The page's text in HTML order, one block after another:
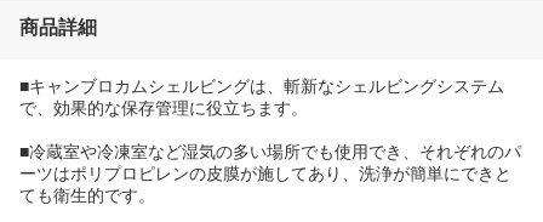
商品詳細
■キャンブロカムシェルビングは、斬新なシェルビングシステム
で、効果的な保存管理に役立ちます。
■冷蔵室や冷凍室など湿気の多い場所でも使用でき、それぞれのパ
ーツはポリプロピレンの皮膜が施してあり、洗浄が簡単にできと
ても衛生的です。